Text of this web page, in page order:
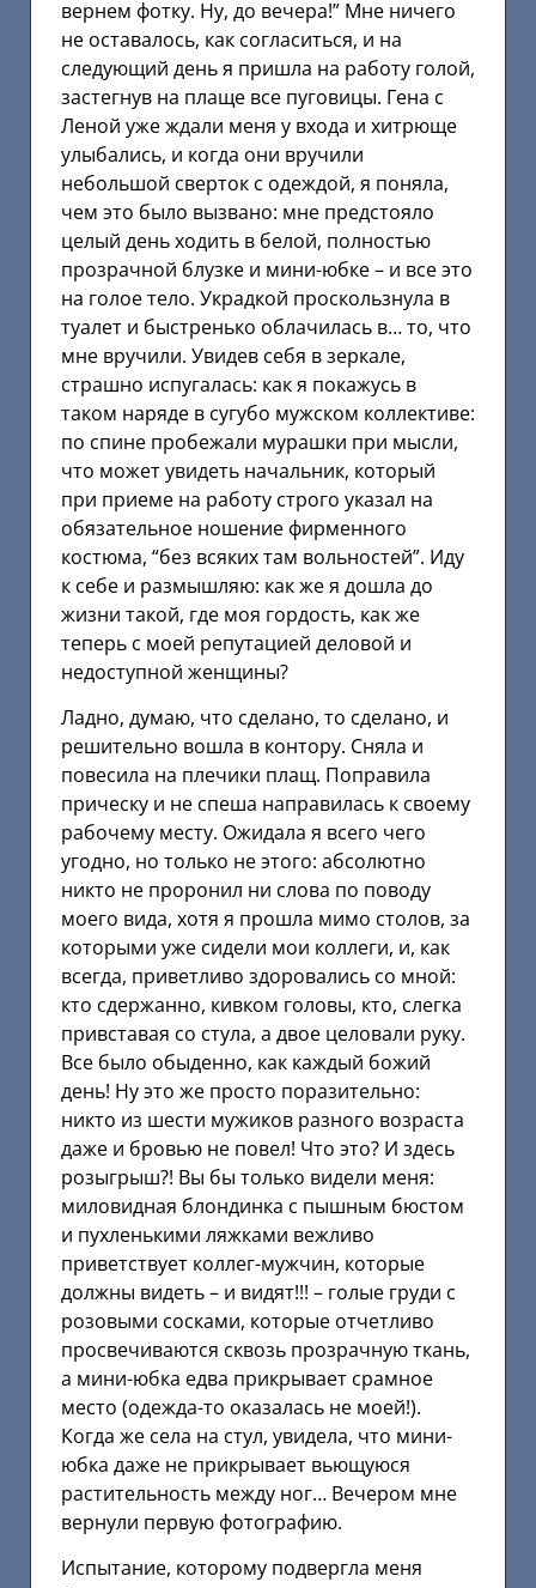
вернем фотку. Ну, до вечера!” Мне ничего
не оставалось, как согласиться, и на
следующий день я пришла на работу голой,
застегнув на плаще все пуговицы. Гена с
Леной уже ждали меня у входа и хитрюще
улыбались, и когда они вручили
небольшой сверток с одеждой, я поняла,
чем это было вызвано: мне предстояло
целый день ходить в белой, полностью
прозрачной блузке и мини-юбке – и все это
на голое тело. Украдкой проскользнула в
туалет и быстренько облачилась в… то, что
мне вручили. Увидев себя в зеркале,
страшно испугалась: как я покажусь в
таком наряде в сугубо мужском коллективе:
по спине пробежали мурашки при мысли,
что может увидеть начальник, который
при приеме на работу строго указал на
обязательное ношение фирменного
костюма, “без всяких там вольностей”. Иду
к себе и размышляю: как же я дошла до
жизни такой, где моя гордость, как же
теперь с моей репутацией деловой и
недоступной женщины?
Ладно, думаю, что сделано, то сделано, и
решительно вошла в контору. Сняла и
повесила на плечики плащ. Поправила
прическу и не спеша направилась к своему
рабочему месту. Ожидала я всего чего
угодно, но только не этого: абсолютно
никто не проронил ни слова по поводу
моего вида, хотя я прошла мимо столов, за
которыми уже сидели мои коллеги, и, как
всегда, приветливо здоровались со мной:
кто сдержанно, кивком головы, кто, слегка
привставая со стула, а двое целовали руку.
Все было обыденно, как каждый божий
день! Ну это же просто поразительно:
никто из шести мужиков разного возраста
даже и бровью не повел! Что это? И здесь
розыгрыш?! Вы бы только видели меня:
миловидная блондинка с пышным бюстом
и пухленькими ляжками вежливо
приветствует коллег-мужчин, которые
должны видеть – и видят!!! – голые груди с
розовыми сосками, которые отчетливо
просвечиваются сквозь прозрачную ткань,
а мини-юбка едва прикрывает срамное
место (одежда-то оказалась не моей!).
Когда же села на стул, увидела, что мини-
юбка даже не прикрывает вьющуюся
растительность между ног… Вечером мне
вернули первую фотографию.
Испытание, которому подвергла меня